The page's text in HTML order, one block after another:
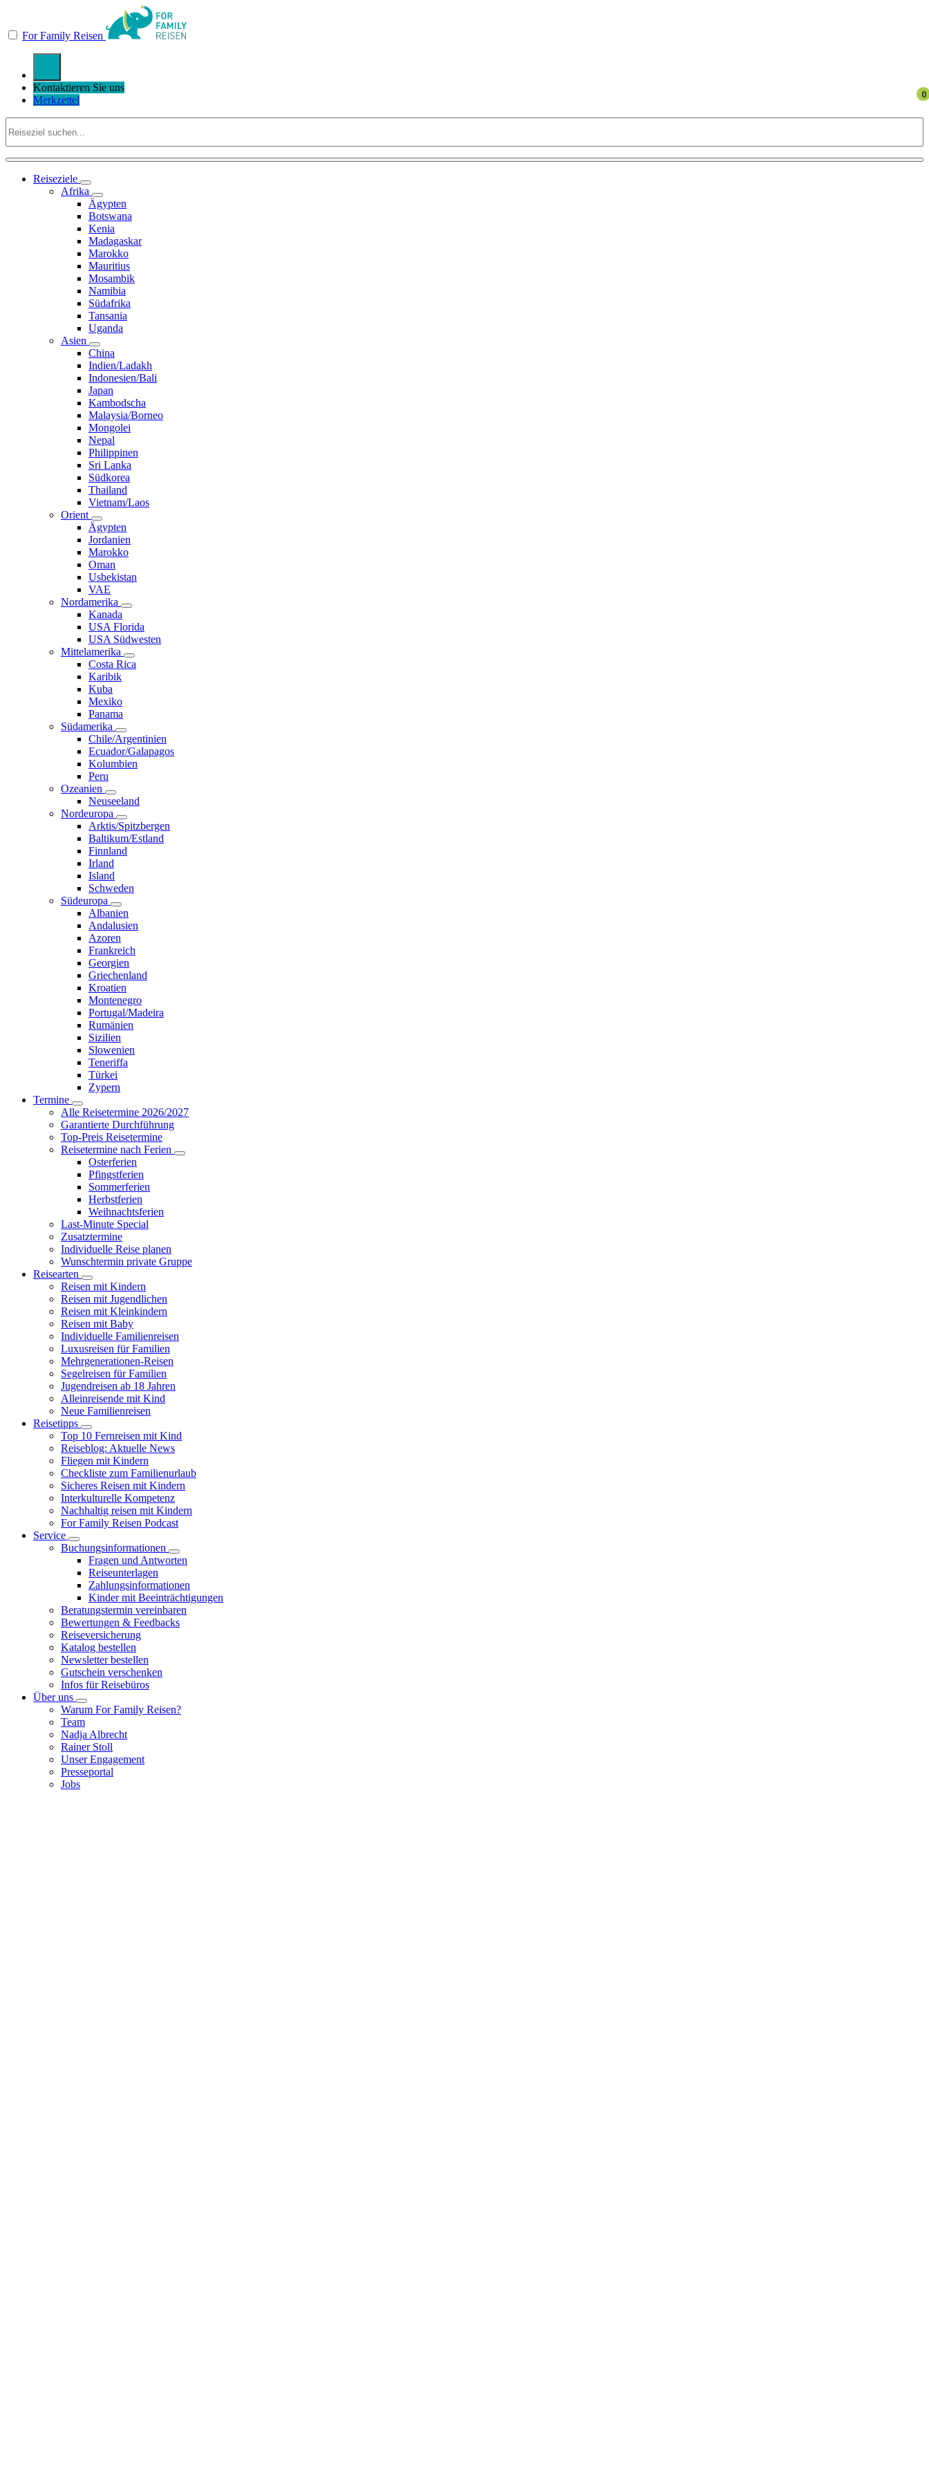
For Family Reisen
Kontaktieren Sie uns
Merkzettel
Reiseziele
Afrika
Ägypten
Botswana
Kenia
Madagaskar
Marokko
Mauritius
Mosambik
Namibia
Südafrika
Tansania
Uganda
Asien
China
Indien/Ladakh
Indonesien/Bali
Japan
Kambodscha
Malaysia/Borneo
Mongolei
Nepal
Philippinen
Sri Lanka
Südkorea
Thailand
Vietnam/Laos
Orient
Ägypten
Jordanien
Marokko
Oman
Usbekistan
VAE
Nordamerika
Kanada
USA Florida
USA Südwesten
Mittelamerika
Costa Rica
Karibik
Kuba
Mexiko
Panama
Südamerika
Chile/Argentinien
Ecuador/Galapagos
Kolumbien
Peru
Ozeanien
Neuseeland
Nordeuropa
Arktis/Spitzbergen
Baltikum/Estland
Finnland
Irland
Island
Schweden
Südeuropa
Albanien
Andalusien
Azoren
Frankreich
Georgien
Griechenland
Kroatien
Montenegro
Portugal/Madeira
Rumänien
Sizilien
Slowenien
Teneriffa
Türkei
Zypern
Termine
Alle Reisetermine 2026/2027
Garantierte Durchführung
Top-Preis Reisetermine
Reisetermine nach Ferien
Osterferien
Pfingstferien
Sommerferien
Herbstferien
Weihnachtsferien
Last-Minute Special
Zusatztermine
Individuelle Reise planen
Wunschtermin private Gruppe
Reisearten
Reisen mit Kindern
Reisen mit Jugendlichen
Reisen mit Kleinkindern
Reisen mit Baby
Individuelle Familienreisen
Luxusreisen für Familien
Mehrgenerationen-Reisen
Segelreisen für Familien
Jugendreisen ab 18 Jahren
Alleinreisende mit Kind
Neue Familienreisen
Reisetipps
Top 10 Fernreisen mit Kind
Reiseblog: Aktuelle News
Fliegen mit Kindern
Checkliste zum Familienurlaub
Sicheres Reisen mit Kindern
Interkulturelle Kompetenz
Nachhaltig reisen mit Kindern
For Family Reisen Podcast
Service
Buchungsinformationen
Fragen und Antworten
Reiseunterlagen
Zahlungsinformationen
Kinder mit Beeinträchtigungen
Beratungstermin vereinbaren
Bewertungen & Feedbacks
Reiseversicherung
Katalog bestellen
Newsletter bestellen
Gutschein verschenken
Infos für Reisebüros
Über uns
Warum For Family Reisen?
Team
Nadja Albrecht
Rainer Stoll
Unser Engagement
Presseportal
Jobs